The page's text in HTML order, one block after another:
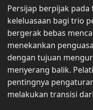
Persijap berpijak
keleluasaan bagi trio
bergerak bebas
menekankan
dengan tujuan
menyerang balik.
pentingnya
melakukan transisi